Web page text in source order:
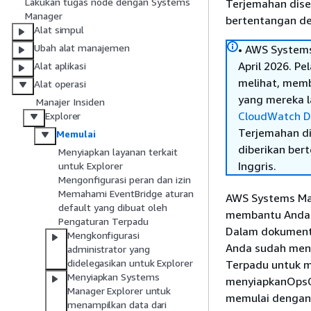
Manager
Alat simpul
Ubah alat manajemen
Alat aplikasi
Alat operasi
Manajer Insiden
Explorer
Memulai
Menyiapkan layanan terkait
untuk Explorer
Mengonfigurasi peran dan izin
Memahami EventBridge aturan
default yang dibuat oleh
Pengaturan Terpadu
Mengkonfigurasi
administrator yang
didelegasikan untuk Explorer
Menyiapkan Systems
Manager Explorer untuk
menampilkan data dari
Terjemahan
bertentangan
• AWS
April 2026.
melihat,
yang mereka
CloudWatch
Terjemahan
diberikan
Inggris.
AWS Systems
membantu
Dalam
Anda sudah
Terpadu untuk
memulai